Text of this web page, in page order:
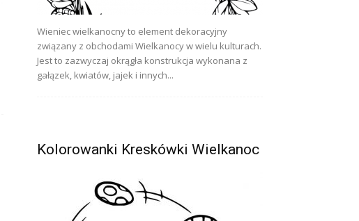
Wieniec wielkanocny to element dekoracyjny
związany z obchodami Wielkanocy w wielu kulturach.
Jest to zazwyczaj okrągła konstrukcja wykonana z
gałązek, kwiatów, jajek i innych...
Kolorowanki Kreskówki Wielkanoc